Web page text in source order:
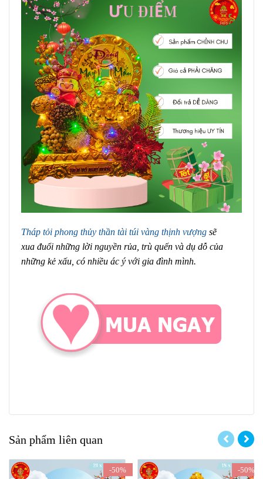
Tháp tỏi phong thủy thần tài túi vàng thịnh vượng sẽ
xua đuổi những lời nguyền rủa, trù quến và dụ dỗ của
những kẻ xấu, có nhiều ác ý với gia đình mình.
Sản phẩm liên quan
-50% -50%